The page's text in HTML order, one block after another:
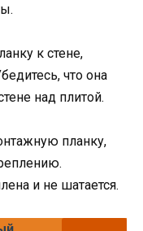
к стене,
что она
над плитой.
планку,
и не шатается.